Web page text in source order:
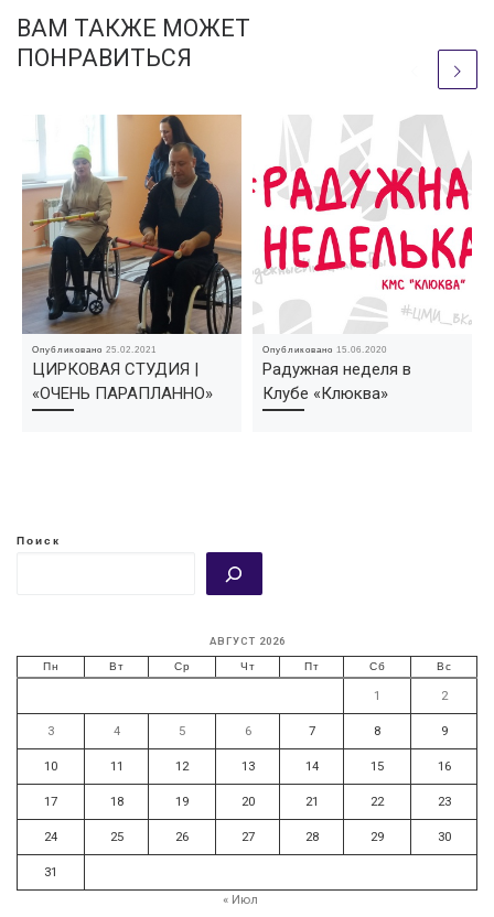
ВАМ ТАКЖЕ МОЖЕТ
ПОНРАВИТЬСЯ
Опубликовано25.02.2021
ЦИРКОВАЯ СТУДИЯ |
«ОЧЕНЬ ПАРАПЛАННО»
Опубликовано15.06.2020
Радужная неделя в
Клубе «Клюква»
Поиск
АВГУСТ 2026
Пн Вт Ср Чт Пт Сб Вс
1 2
3 4 5 6 7 8 9
10 11 12 13 14 15 16
17 18 19 20 21 22 23
24 25 26 27 28 29 30
31
« Июл